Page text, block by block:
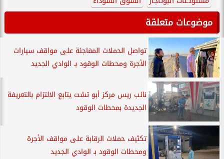
موضوعات متعلقة
تواصل الحملات المفاجئة على مواقف سيارات
الأجرة ومحطات الوقود بـ الوادي الجديد
نائب ريس مركز أبو تشت يتابع الالتزام بالتعريفة
الجديدة بمحطات الوقود
تكثيف حملات الرقابة على مواقف الأجرة
ومحطات الوقود بـ الوادي الجديد